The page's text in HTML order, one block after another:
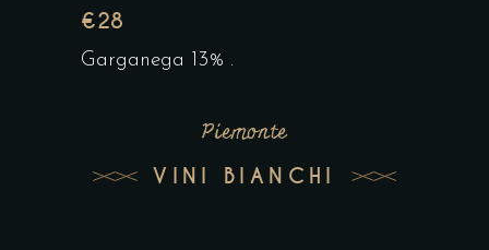
€28
Garganega 13% .
Piemonte
VINI BIANCHI